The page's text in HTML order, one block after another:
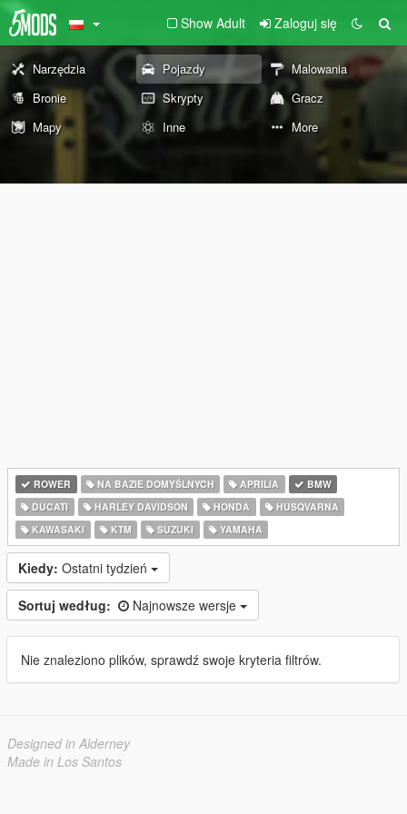
Show Adult Zaloguj się
Narzędzia Pojazdy
Malowania
Bronie
Skrypty
Gracz
Mapy
Inne More
ROWER NA BAZIE DOMYŚLNYCH APRILIA
BMW
DUCATI
HARLEY DAVIDSON HONDA
HUSQVARNA
KAWASAKI
KTM SUZUKI YAMAHA
Kiedy: Ostatni tydzień
Sortuj według: Najnowsze wersje
Nie znaleziono plików, sprawdź swoje kryteria filtrów.
Designed in Alderney
Made in Los Santos